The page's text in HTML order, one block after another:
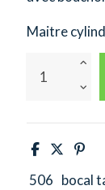
Maitre
506 bocal